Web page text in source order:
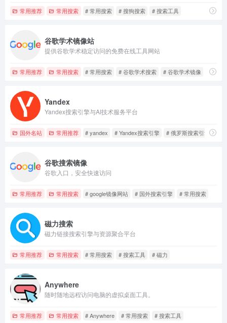
常用推荐 常用搜索 # 常用搜索 # 搜狗搜索 # 搜索工具
谷歌学术镜像站
提供谷歌学术稳定访问的免费在线工具网站
常用推荐 常用搜索 # 常用搜索 # 谷歌学术搜索 # 谷歌学术镜像
Yandex
Yandex搜索引擎与AI技术服务平台
国外名站 常用推荐 # yandex # Yandex搜索引擎 # 俄罗斯搜索引擎
谷歌搜索镜像
谷歌入口，安全快速访问
常用推荐 常用搜索 # google镜像网站 # 国外搜索引擎 # 常用搜索
磁力搜索
磁力链接搜索引擎与资源聚合平台
常用推荐 常用搜索 # 常用搜索 # 搜索工具 # 磁力
Anywhere
随时随地远程访问电脑的虚拟桌面工具。
常用推荐 常用搜索 # Anywhere # 常用搜索 # 搜索工具